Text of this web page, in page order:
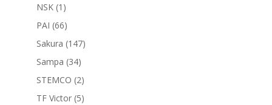
NSK 1 1
producto
PAI 6666
productos
Sakura 147147
Sampa 3434
productos
STEMCO 22
productos
TF Victor 55